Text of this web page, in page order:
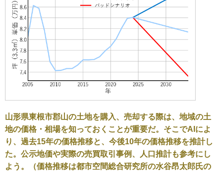
山形県東根市郡山の土地を購入、売却する際は、地域の土
地の価格・相場を知っておくことが重要だ。そこでAIによ
り、過去15年の価格推移と、今後10年の価格推移を推計し
た。公示地価や実際の売買取引事例、人口推計も参考にし
よう。（価格推移は都市空間総合研究所の水谷昂太郎氏の